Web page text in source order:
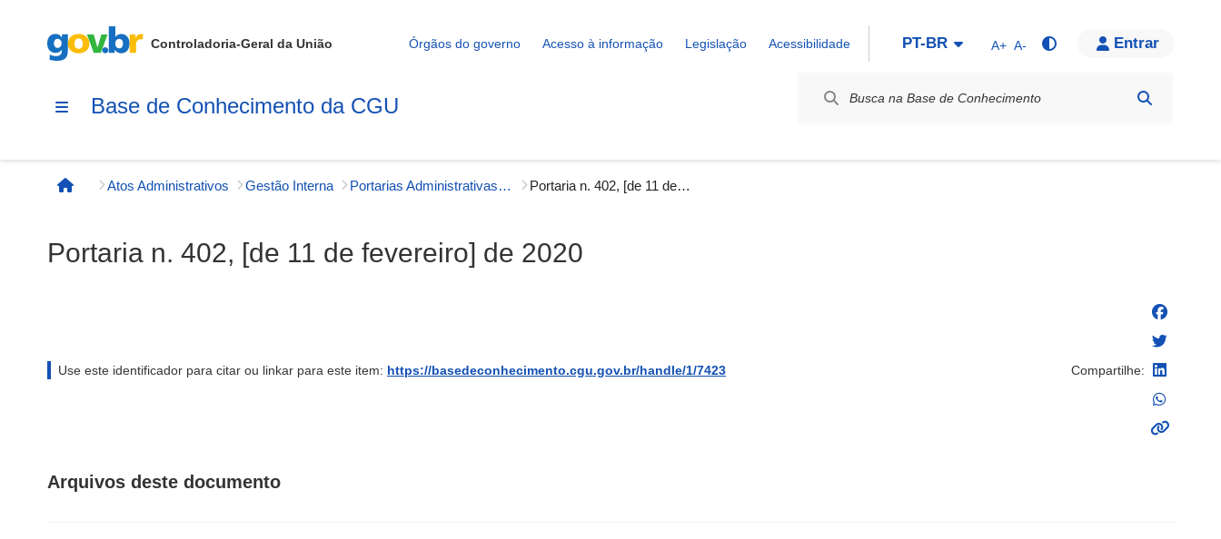
Controladoria-Geral da União Órgãos do governo Acesso à informação Legislação Acessibilidade PT-BR A+ A- Entrar
Base de Conhecimento da CGU
Página inicial
Atos Administrativos Gestão Interna Portarias Administrativas - Gestão Interna Portaria n. 402, [de 11 de fevereiro] de 2020
Portaria n. 402, [de 11 de fevereiro] de 2020
Use este identificador para citar ou linkar para este item: https://basedeconhecimento.cgu.gov.br/handle/1/7423 Compartilhe:
Arquivos deste documento